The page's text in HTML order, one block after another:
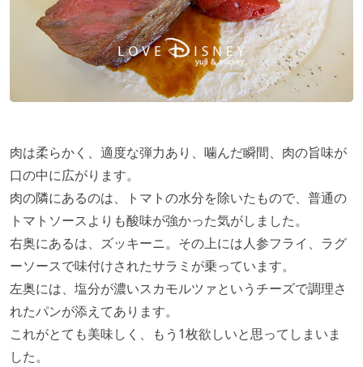
肉は柔らかく、適度な弾力あり、噛んだ瞬間、肉の旨味が
口の中に広がります。
肉の隣にあるのは、トマトの水分を除いたもので、普通の
トマトソースよりも酸味が強かった気がしました。
右奥にあるは、ズッキーニ。その上には人参フライ、ラグ
ーソースで味付けされたサラミが乗っています。
左奥には、塩分が濃いスカモルツァというチーズで調理さ
れたパンが添えてあります。
これがとても美味しく、もう1枚欲しいと思ってしまいま
した。